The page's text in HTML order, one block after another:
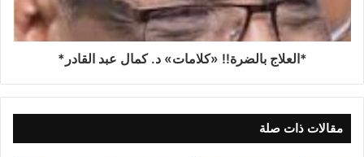
*العلاج بالضرة!! «كلامات» د. كمال عبد القادر*
مقالات ذات صلة